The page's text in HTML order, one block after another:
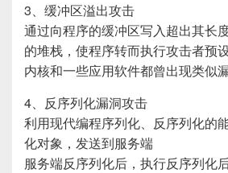
3、缓冲区溢出攻击
通过向程序的缓冲区写入超出其长
的堆栈，使程序转而执行攻击者预
内核和一些应用软件都曾出现类似
4、反序列化漏洞攻击
利用现代编程序列化、反序列化的
化对象，发送到服务端
服务端反序列化后，执行反序列化